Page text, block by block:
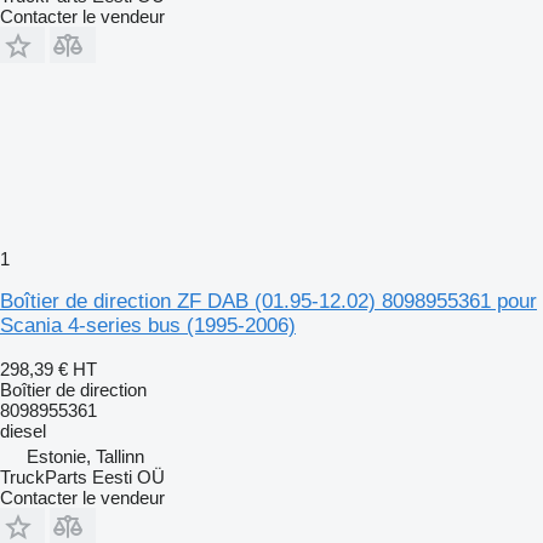
Contacter le vendeur
1
Boîtier de direction ZF DAB (01.95-12.02) 8098955361 pour
Scania 4-series bus (1995-2006)
298,39 € HT
Boîtier de direction
8098955361
diesel
Estonie, Tallinn
TruckParts Eesti OÜ
Contacter le vendeur